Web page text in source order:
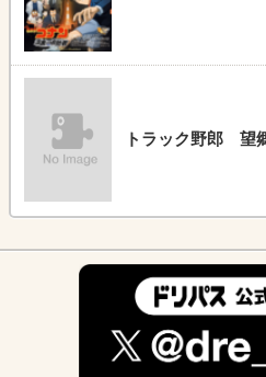
トラック野郎 望